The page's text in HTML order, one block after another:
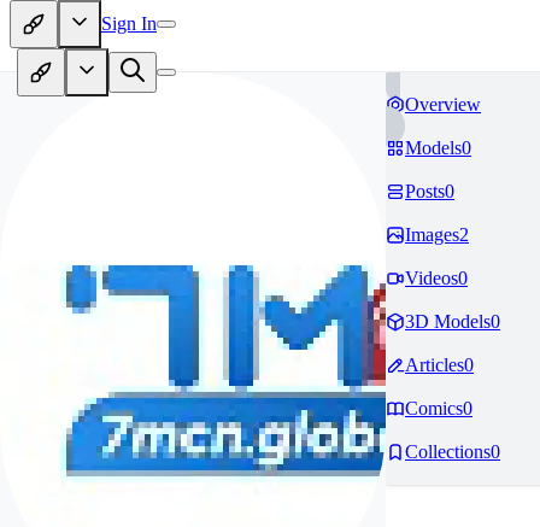
Sign In
Overview
Models0
Posts0
Images2
Videos0
3D Models0
Articles0
Comics0
Collections0